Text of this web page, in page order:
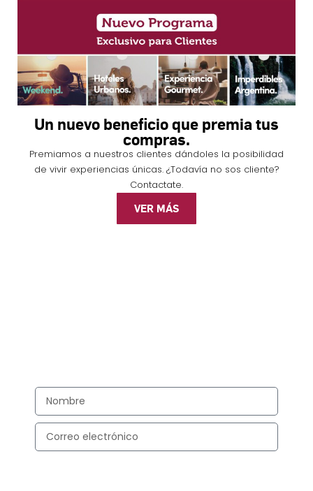
Un nuevo beneficio que premia tus
compras.
Premiamos a nuestros clientes dándoles la posibilidad
de vivir experiencias únicas. ¿Todavía no sos cliente?
Contactate.
VER MÁS